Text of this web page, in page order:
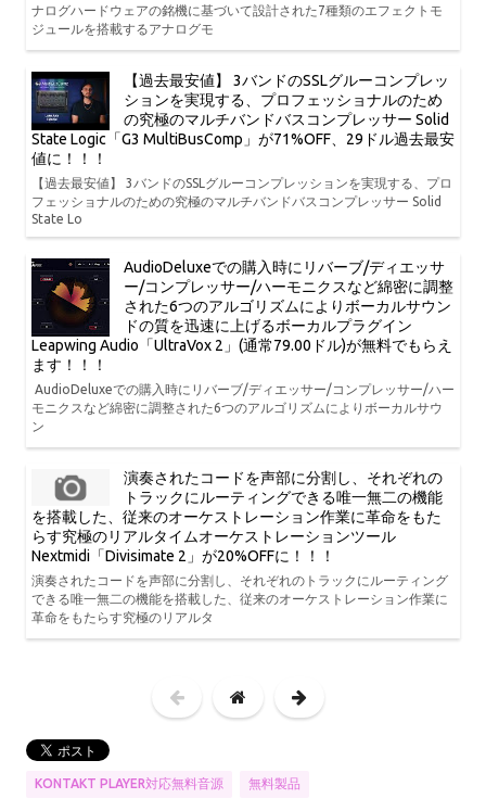
ナログハードウェアの銘機に基づいて設計された7種類のエフェクトモ
ジュールを搭載するアナログモ
【過去最安値】 3バンドのSSLグルーコンプレッ
ションを実現する、プロフェッショナルのため
の究極のマルチバンドバスコンプレッサー Solid
State Logic「G3 MultiBusComp」が71%OFF、29ドル過去最安
値に！！！
【過去最安値】 3バンドのSSLグルーコンプレッションを実現する、プロ
フェッショナルのための究極のマルチバンドバスコンプレッサー Solid
State Lo
AudioDeluxeでの購入時にリバーブ/ディエッサ
ー/コンプレッサー/ハーモニクスなど綿密に調整
された6つのアルゴリズムによりボーカルサウン
ドの質を迅速に上げるボーカルプラグイン
Leapwing Audio「UltraVox 2」(通常79.00ドル)が無料でもらえ
ます！！！
AudioDeluxeでの購入時にリバーブ/ディエッサー/コンプレッサー/ハー
モニクスなど綿密に調整された6つのアルゴリズムによりボーカルサウ
ン
演奏されたコードを声部に分割し、それぞれの
トラックにルーティングできる唯一無二の機能
を搭載した、従来のオーケストレーション作業に革命をもた
らす究極のリアルタイムオーケストレーションツール
Nextmidi「Divisimate 2」が20%OFFに！！！
演奏されたコードを声部に分割し、それぞれのトラックにルーティング
できる唯一無二の機能を搭載した、従来のオーケストレーション作業に
革命をもたらす究極のリアルタ
KONTAKT PLAYER対応無料音源 無料製品